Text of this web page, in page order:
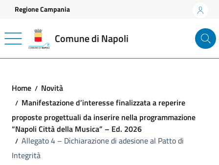
Vai ai contenuti
Vai al footer
Regione Campania
Comune di Napoli
Home
Novità
Manifestazione d’interesse finalizzata a reperire
proposte progettuali da inserire nella programmazione
“Napoli Città della Musica” – Ed. 2026
Allegato 4 – Dichiarazione di adesione al Patto di
Integrità